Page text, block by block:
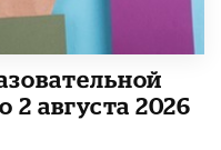
2 августа 2026